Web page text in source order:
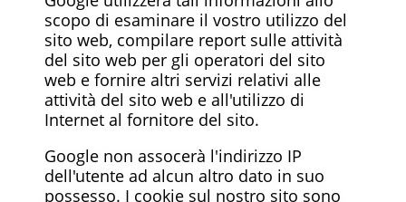
scopo di esaminare il vostro utilizzo del
sito web, compilare report sulle attività
del sito web per gli operatori del sito
web e fornire altri servizi relativi alle
attività del sito web e all'utilizzo di
Internet al fornitore del sito.
Google non assocerà l'indirizzo IP
dell'utente ad alcun altro dato in suo
possesso. I cookie sul nostro sito sono